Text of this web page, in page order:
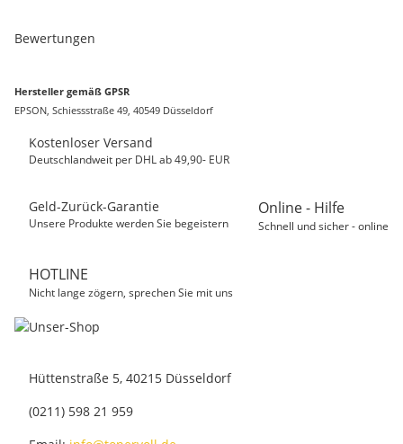
Bewertungen
Hersteller gemäß GPSR
EPSON, Schiessstraße 49, 40549 Düsseldorf
Kostenloser Versand
Deutschlandweit per DHL ab 49,90- EUR
Geld-Zurück-Garantie
Unsere Produkte werden Sie begeistern
Online - Hilfe
Schnell und sicher - online
HOTLINE
Nicht lange zögern, sprechen Sie mit uns
Hüttenstraße 5, 40215 Düsseldorf
(0211) 598 21 959